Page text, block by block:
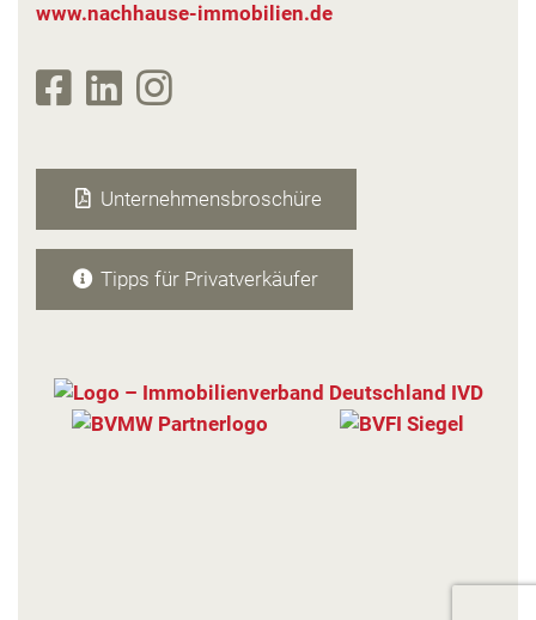
www.nachhause-immobilien.de
Unsere Unternehmensbroschüre
Unternehmensbroschüre
Tipps für Privatverkäufer